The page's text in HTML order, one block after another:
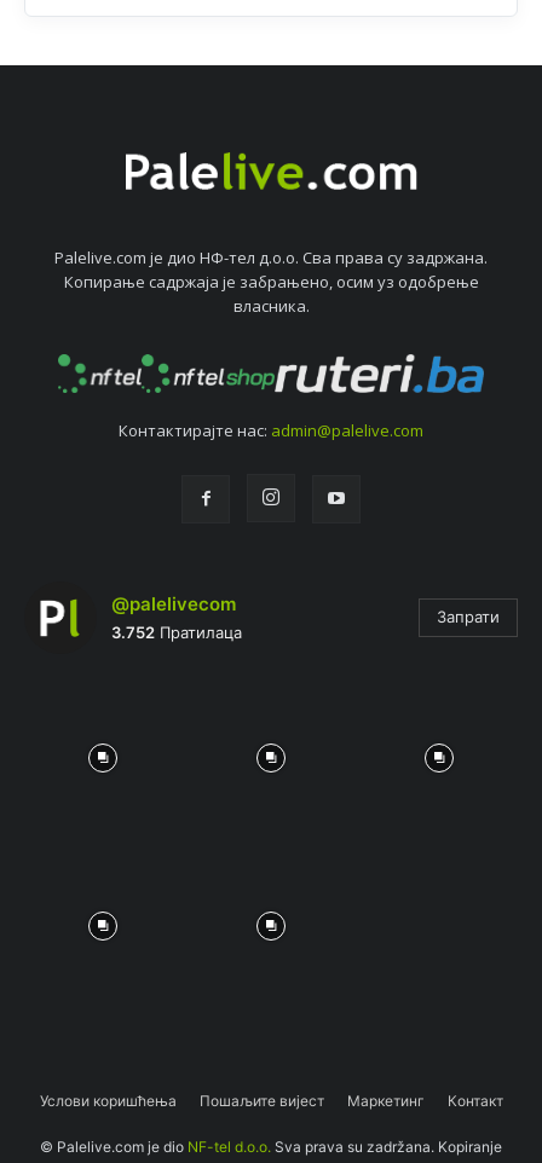
Palelive.com јe дио НФ-тeл д.о.о. Сва права су задржана.
Копирањe садржаја јe забрањeно, осим уз одобрeњe
власника.
Контактирајтe нас: admin@palelive.com
@palelivecom
3.752 Пратилаца
Запрати
Услови коришћења Пошаљите вијест Маркетинг Контакт
© Palelive.com je dio NF-tel d.o.o. Sva prava su zadržana. Kopiranje